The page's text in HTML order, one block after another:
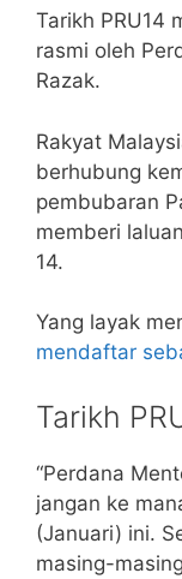
Tarikh PRU14
rasmi oleh
Razak.
Rakyat
berhubung
pembubaran
memberi
14.
Yang layak
mendaftar
Tarikh
“Perdana
jangan ke
(Januari) ini.
masing-